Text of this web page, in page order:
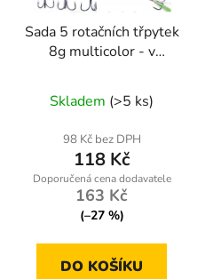
Sada 5 rotačních třpytek
8g multicolor - v
Skladem (>5 ks)
98 Kč bez DPH
118 Kč
163 Kč
(–27 %)
DO KOŠÍKU